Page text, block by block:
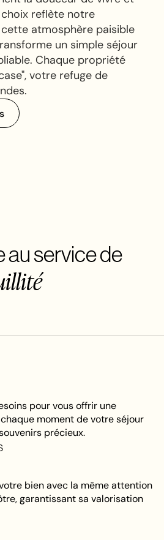
reflète notre
atmosphère paisible
un simple séjour
Chaque propriété
votre refuge de
s
s
au service de
pour vous offrir une
moment de votre séjour
précieux.
bien avec la même attention
garantissant sa valorisation